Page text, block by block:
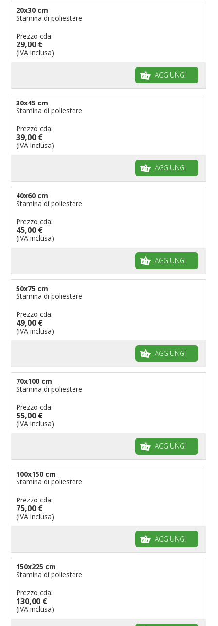
20x30 cm
Stamina di poliestere
Prezzo cda:
29,00 €
(IVA inclusa)
AGGIUNGI
30x45 cm
Stamina di poliestere
Prezzo cda:
39,00 €
(IVA inclusa)
AGGIUNGI
40x60 cm
Stamina di poliestere
Prezzo cda:
45,00 €
(IVA inclusa)
AGGIUNGI
50x75 cm
Stamina di poliestere
Prezzo cda:
49,00 €
(IVA inclusa)
AGGIUNGI
70x100 cm
Stamina di poliestere
Prezzo cda:
55,00 €
(IVA inclusa)
AGGIUNGI
100x150 cm
Stamina di poliestere
Prezzo cda:
75,00 €
(IVA inclusa)
AGGIUNGI
150x225 cm
Stamina di poliestere
Prezzo cda:
130,00 €
(IVA inclusa)